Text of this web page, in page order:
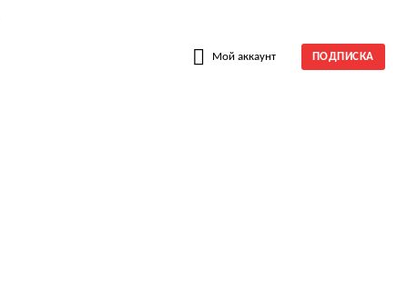
Мой аккаунт ПОДПИСКА